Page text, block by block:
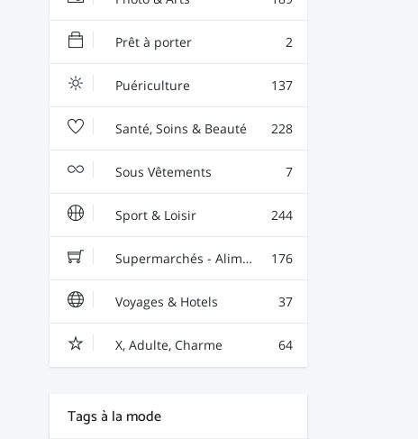
Prêt à porter 2
Puériculture 137
Santé, Soins & Beauté 228
Sous Vêtements 7
Sport & Loisir 244
Supermarchés - Alimentaire - Vin 176
Voyages & Hotels 37
X, Adulte, Charme 64
Tags à la mode